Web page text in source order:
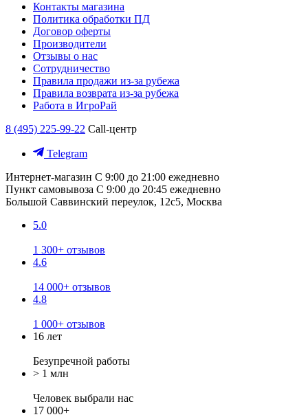
Контакты магазина
Политика обработки ПД
Договор оферты
Производители
Отзывы о нас
Сотрудничество
Правила продажи из-за рубежа
Правила возврата из-за рубежа
Работа в ИгроРай
8 (495) 225-99-22 Call-центр
Telegram
Интернет-магазин С 9:00 до 21:00 ежедневно
Пункт самовывоза С 9:00 до 20:45 ежедневно
Большой Саввинский переулок, 12с5, Москва
5.0
1 300+ отзывов
4.6
14 000+ отзывов
4.8
1 000+ отзывов
16 лет
Безупречной работы
> 1 млн
Человек выбрали нас
17 000+